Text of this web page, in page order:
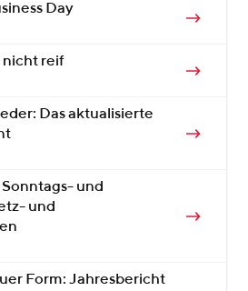
Day
nicht reif
Das aktualisierte
und
und
Form: Jahresbericht